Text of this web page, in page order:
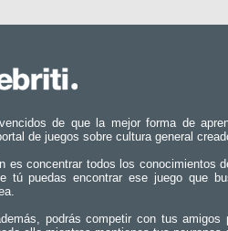
de que la mejor forma de
de juegos sobre cultura general
es concentrar todos los conocimientos
tú puedas encontrar ese juego que
podrás competir con tus